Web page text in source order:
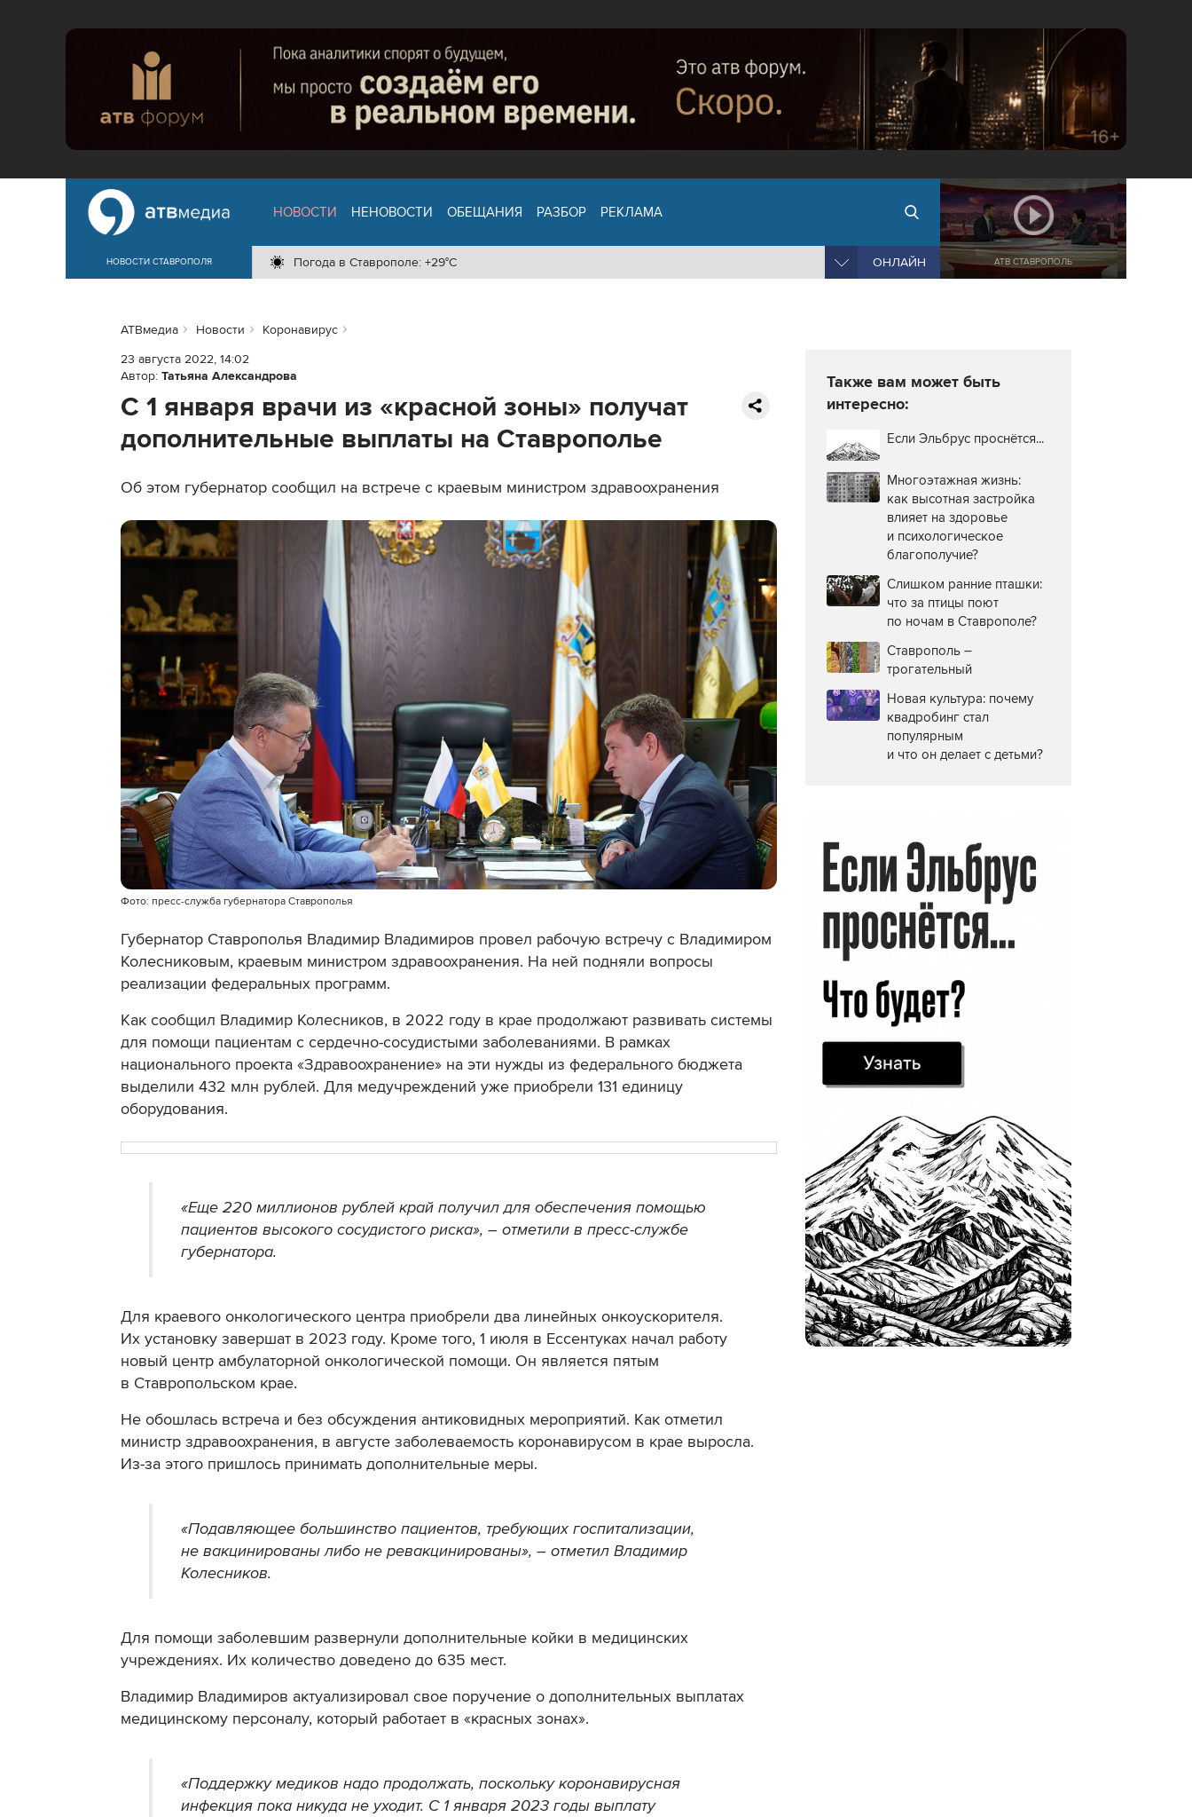
НОВОСТИ СТАВРОПОЛЯ
НОВОСТИ НЕНОВОСТИ ОБЕЩАНИЯ РАЗБОР РЕКЛАМА
Погода в Ставрополе: +29°C ОНЛАЙН АТВ СТАВРОПОЛЬ
АТВмедиа Новости
Коронавирус
23 августа 2022, 14:02
Автор: Татьяна Александрова
С 1 января врачи из «красной зоны» получат
дополнительные выплаты на Ставрополье
Об этом губернатор сообщил на встрече с краевым министром здравоохранения
Фото: пресс-служба губернатора Ставрополья
Губернатор Ставрополья Владимир Владимиров провел рабочую встречу с Владимиром
Колесниковым, краевым министром здравоохранения. На ней подняли вопросы
реализации федеральных программ.
Как сообщил Владимир Колесников, в 2022 году в крае продолжают развивать системы
для помощи пациентам с сердечно-сосудистыми заболеваниями. В рамках
национального проекта «Здравоохранение» на эти нужды из федерального бюджета
выделили 432 млн рублей. Для медучреждений уже приобрели 131 единицу
оборудования.
«Еще 220 миллионов рублей край получил для обеспечения помощью
пациентов высокого сосудистого риска», – отметили в пресс-службе
губернатора.
Для краевого онкологического центра приобрели два линейных онкоускорителя.
Их установку завершат в 2023 году. Кроме того, 1 июля в Ессентуках начал работу
новый центр амбулаторной онкологической помощи. Он является пятым
в Ставропольском крае.
Не обошлась встреча и без обсуждения антиковидных мероприятий. Как отметил
министр здравоохранения, в августе заболеваемость коронавирусом в крае выросла.
Из-за этого пришлось принимать дополнительные меры.
«Подавляющее большинство пациентов, требующих госпитализации,
не вакцинированы либо не ревакцинированы», – отметил Владимир
Колесников.
Для помощи заболевшим развернули дополнительные койки в медицинских
учреждениях. Их количество доведено до 635 мест.
Владимир Владимиров актуализировал свое поручение о дополнительных выплатах
медицинскому персоналу, который работает в «красных зонах».
«Поддержку медиков надо продолжать, поскольку коронавирусная
инфекция пока никуда не уходит. С 1 января 2023 годы выплату
Также вам может быть
интересно:
Если Эльбрус проснётся...
Многоэтажная жизнь:
как высотная застройка
влияет на здоровье
и психологическое
благополучие?
Слишком ранние пташки:
что за птицы поют
по ночам в Ставрополе?
Ставрополь –
трогательный
Новая культура: почему
квадробинг стал
популярным
и что он делает с детьми?